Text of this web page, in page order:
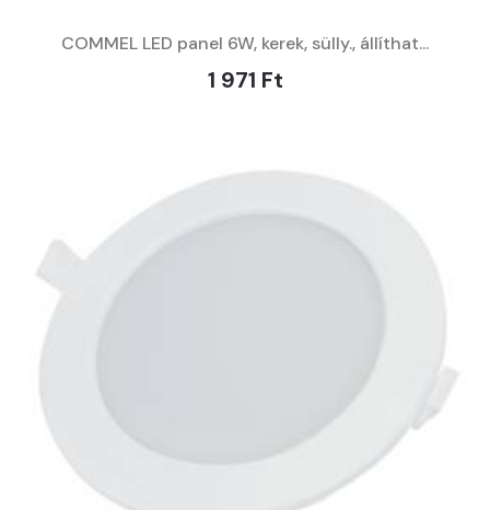
COMMEL LED panel 6W, kerek, sülly., állíthat...
1 971 Ft